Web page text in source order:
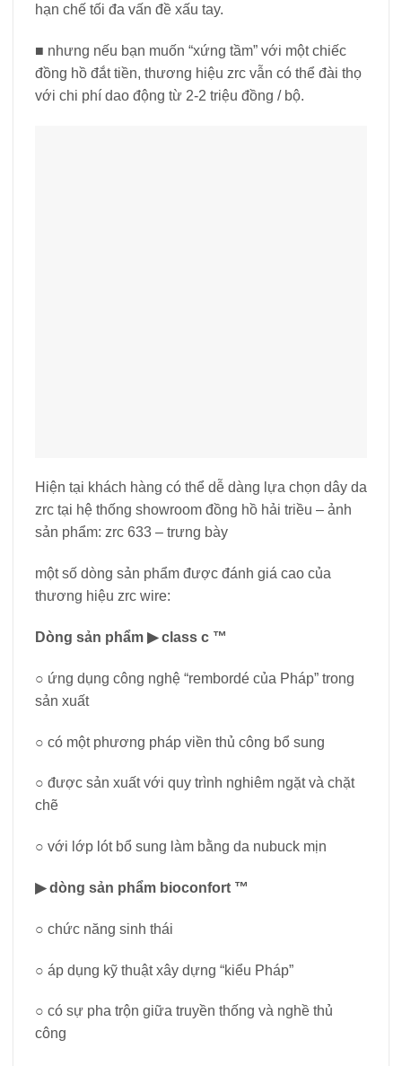
hạn chế tối đa vấn đề xấu tay.
■ nhưng nếu bạn muốn “xứng tầm” với một chiếc
đồng hồ đắt tiền, thương hiệu zrc vẫn có thể đài thọ
với chi phí dao động từ 2-2 triệu đồng / bộ.
Hiện tại khách hàng có thể dễ dàng lựa chọn dây da
zrc tại hệ thống showroom đồng hồ hải triều – ảnh
sản phẩm: zrc 633 – trưng bày
một số dòng sản phẩm được đánh giá cao của
thương hiệu zrc wire:
Dòng sản phẩm ▶ class c ™
○ ứng dụng công nghệ “rembordé của Pháp” trong
sản xuất
○ có một phương pháp viền thủ công bổ sung
○ được sản xuất với quy trình nghiêm ngặt và chặt
chẽ
○ với lớp lót bổ sung làm bằng da nubuck mịn
▶ dòng sản phẩm bioconfort ™
○ chức năng sinh thái
○ áp dụng kỹ thuật xây dựng “kiểu Pháp”
○ có sự pha trộn giữa truyền thống và nghề thủ
công